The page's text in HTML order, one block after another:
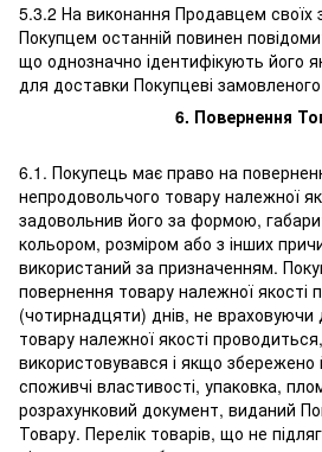
5.3.2 На виконання Продавцем своїх
Покупцем останній повинен
що однозначно ідентифікують його
для доставки Покупцеві
6. Повернення
6.1. Покупець має право на
непродовольчого товару належної
задовольнив його за формою,
кольором, розміром або з інших
використаний за призначенням.
повернення товару належної якості
(чотирнадцяти) днів, не враховуючи
товару належної якості
використовувався і якщо збережено
споживчі властивості, упаковка,
розрахунковий документ, виданий
Товару. Перелік товарів, що не